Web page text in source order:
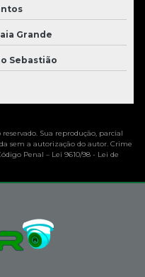
Grande
Sebastião
Sua reprodução, parcial
sem a autorização do autor. Crime
Penal – Lei 9610/98 - Lei de